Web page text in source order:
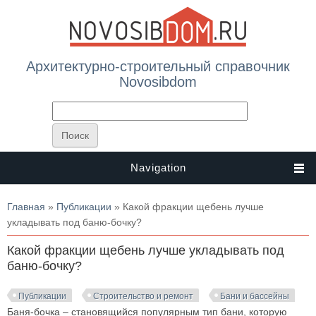
Архитектурно-строительный справочник
Novosibdom
Navigation
Вы здесь
Главная » Публикации » Какой фракции щебень лучше
укладывать под баню-бочку?
Какой фракции щебень лучше укладывать под
баню-бочку?
Публикации Строительство и ремонт Бани и бассейны
Баня-бочка – становящийся популярным тип бани, которую